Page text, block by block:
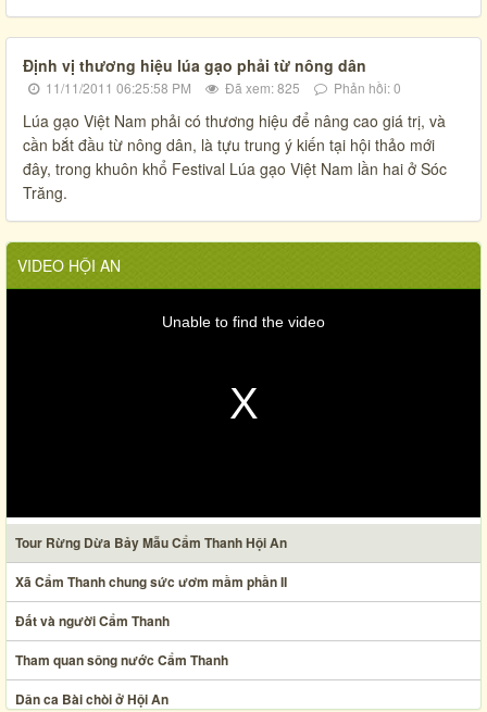
Định vị thương hiệu lúa gạo phải từ nông dân
11/11/2011 06:25:58 PM Đã xem: 825 Phản hồi: 0
Lúa gạo Việt Nam phải có thương hiệu để nâng cao giá trị, và
cần bắt đầu từ nông dân, là tựu trung ý kiến tại hội thảo mới
đây, trong khuôn khổ Festival Lúa gạo Việt Nam lần hai ở Sóc
Trăng.
VIDEO HỘI AN
Unable to find the video
Tour Rừng Dừa Bảy Mẫu Cẩm Thanh Hội An
Xã Cẩm Thanh chung sức ươm mầm phần II
Đất và người Cẩm Thanh
Tham quan sông nước Cẩm Thanh
Dân ca Bài chòi ở Hội An